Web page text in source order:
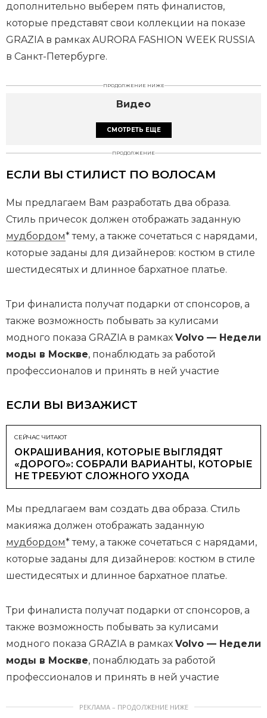
дополнительно выберем пять финалистов,
которые представят свои коллекции на показе
GRAZIA в рамках AURORA FASHION WEEK RUSSIA
в Санкт-Петербурге.
ПРОДОЛЖЕНИЕ НИЖЕ
Видео
СМОТРЕТЬ ЕЩЕ
ПРОДОЛЖЕНИЕ
ЕСЛИ ВЫ СТИЛИСТ ПО ВОЛОСАМ
Мы предлагаем Вам разработать два образа.
Стиль причесок должен отображать заданную
мудбордом* тему, а также сочетаться с нарядами,
которые заданы для дизайнеров: костюм в стиле
шестидесятых и длинное бархатное платье.
Три финалиста получат подарки от спонсоров, а
также возможность побывать за кулисами
модного показа GRAZIA в рамках Volvo — Недели
моды в Москве, понаблюдать за работой
профессионалов и принять в ней участие
ЕСЛИ ВЫ ВИЗАЖИСТ
СЕЙЧАС ЧИТАЮТ
ОКРАШИВАНИЯ, КОТОРЫЕ ВЫГЛЯДЯТ
«ДОРОГО»: СОБРАЛИ ВАРИАНТЫ, КОТОРЫЕ
НЕ ТРЕБУЮТ СЛОЖНОГО УХОДА
Мы предлагаем вам создать два образа. Стиль
макияжа должен отображать заданную
мудбордом* тему, а также сочетаться с нарядами,
которые заданы для дизайнеров: костюм в стиле
шестидесятых и длинное бархатное платье.
Три финалиста получат подарки от спонсоров, а
также возможность побывать за кулисами
модного показа GRAZIA в рамках Volvo — Недели
моды в Москве, понаблюдать за работой
профессионалов и принять в ней участие
РЕКЛАМА – ПРОДОЛЖЕНИЕ НИЖЕ